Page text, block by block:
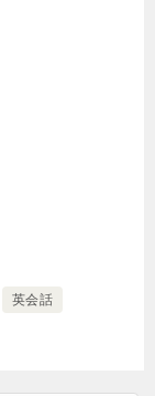
英会話